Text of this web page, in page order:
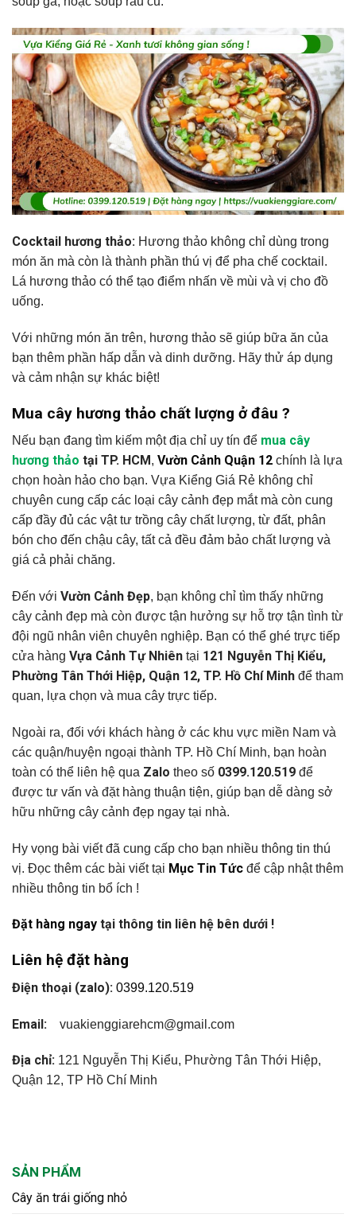
SẢN PHẨM
Cây ăn trái giống nhỏ
Cocktail hương thảo: Hương thảo không chỉ dùng trong
món ăn mà còn là thành phần thú vị để pha chế cocktail.
Lá hương thảo có thể tạo điểm nhấn về mùi và vị cho đồ
uống.
Với những món ăn trên, hương thảo sẽ giúp bữa ăn của
bạn thêm phần hấp dẫn và dinh dưỡng. Hãy thử áp dụng
và cảm nhận sự khác biệt!
Mua cây hương thảo chất lượng ở đâu ?
Nếu bạn đang tìm kiếm một địa chỉ uy tín để mua cây
hương thảo tại TP. HCM , Vườn Cảnh Quận 12 chính là lựa
chọn hoàn hảo cho bạn. Vựa Kiểng Giá Rẻ không chỉ
chuyên cung cấp các loại cây cảnh đẹp mắt mà còn cung
cấp đầy đủ các vật tư trồng cây chất lượng, từ đất, phân
bón cho đến chậu cây, tất cả đều đảm bảo chất lượng và
giá cả phải chăng.
Đến với Vườn Cảnh Đẹp, bạn không chỉ tìm thấy những
cây cảnh đẹp mà còn được tận hưởng sự hỗ trợ tận tình từ
đội ngũ nhân viên chuyên nghiệp. Bạn có thể ghé trực tiếp
cửa hàng Vựa Cảnh Tự Nhiên tại 121 Nguyễn Thị Kiểu,
Phường Tân Thới Hiệp, Quận 12, TP. Hồ Chí Minh để tham
quan, lựa chọn và mua cây trực tiếp.
Ngoài ra, đối với khách hàng ở các khu vực miền Nam và
các quận/huyện ngoại thành TP. Hồ Chí Minh, bạn hoàn
toàn có thể liên hệ qua Zalo theo số 0399.120.519 để
được tư vấn và đặt hàng thuận tiện, giúp bạn dễ dàng sở
hữu những cây cảnh đẹp ngay tại nhà.
Hy vọng bài viết đã cung cấp cho bạn nhiều thông tin thú
vị. Đọc thêm các bài viết tại Mục Tin Tức để cập nhật thêm
nhiều thông tin bổ ích !
Đặt hàng ngay tại thông tin liên hệ bên dưới !
Liên hệ đặt hàng
Điện thoại (zalo): 0399.120.519
Email: vuakienggiarehcm@gmail.com
Địa chỉ: 121 Nguyễn Thị Kiểu, Phường Tân Thới Hiệp,
Quận 12, TP Hồ Chí Minh